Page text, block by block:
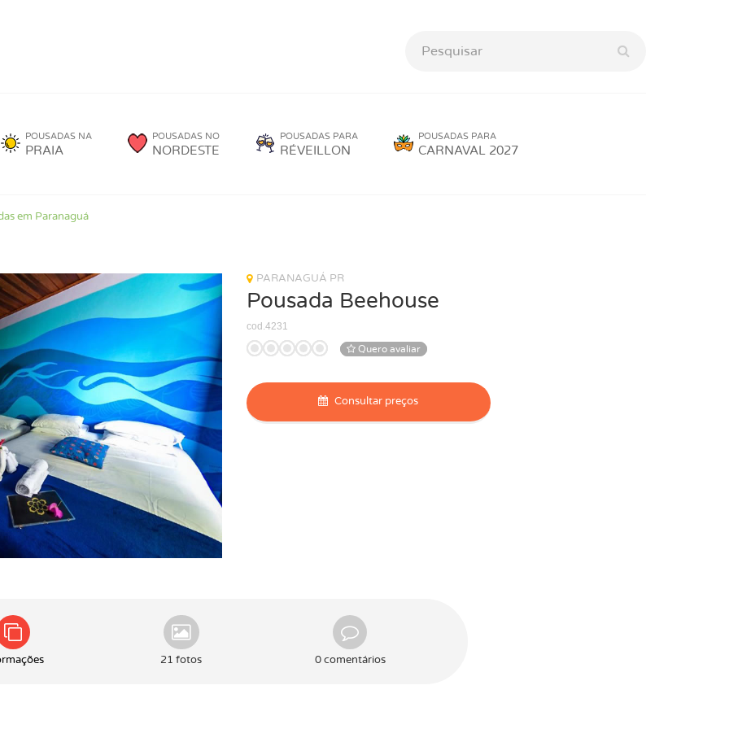
POUSADAS NA
PRAIA
POUSADAS NO
NORDESTE
POUSADAS PARA
RÉVEILLON
POUSADAS PARA
CARNAVAL 2027
em Paranaguá
Pousada Beehouse
cod.4231
PARANAGUÁ PR
Quero avaliar
Consultar preços
21 fotos 0 comentários